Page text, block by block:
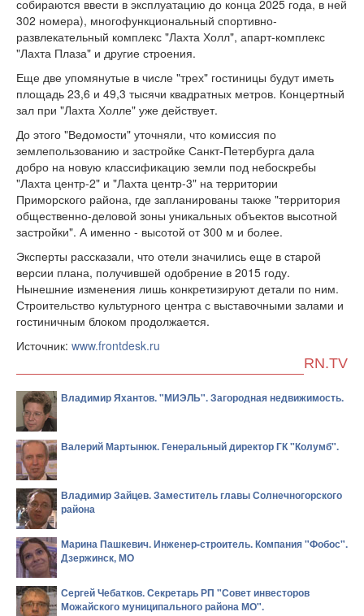
собираются ввести в эксплуатацию до конца 2025 года, в ней
302 номера), многофункциональный спортивно-
развлекательный комплекс "Лахта Холл", апарт-комплекс
"Лахта Плаза" и другие строения.
Еще две упомянутые в числе "трех" гостиницы будут иметь
площадь 23,6 и 49,3 тысячи квадратных метров. Концертный
зал при "Лахта Холле" уже действует.
До этого "Ведомости" уточняли, что комиссия по
землепользованию и застройке Санкт-Петербурга дала
добро на новую классификацию земли под небоскребы
"Лахта центр-2" и "Лахта центр-3" на территории
Приморского района, где запланированы также "территория
общественно-деловой зоны уникальных объектов высотной
застройки". А именно - высотой от 300 м и более.
Эксперты рассказали, что отели значились еще в старой
версии плана, получившей одобрение в 2015 году.
Нынешние изменения лишь конкретизируют детали по ним.
Строительство культурного центра с выставочными залами и
гостиничным блоком продолжается.
Источник: www.frontdesk.ru
RN.TV
Владимир Яхантов. "МИЭЛЬ". Загородная недвижимость.
Валерий Мартынюк. Генеральный директор ГК "Колумб".
Владимир Зайцев. Заместитель главы Солнечногорского
района
Марина Пашкевич. Инженер-строитель. Компания "Фобос".
Дзержинск, МО
Сергей Чебатков. Секретарь РП "Совет инвесторов
Можайского муниципального района МО".